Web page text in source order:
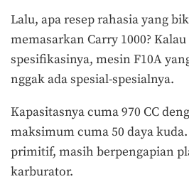
Lalu, apa resep rahasia yang
memasarkan Carry 1000?
spesifikasinya, mesin F10A
nggak ada spesial-spesialnya.
Kapasitasnya cuma 970 CC
maksimum cuma 50 daya
primitif, masih berpengapian
karburator.